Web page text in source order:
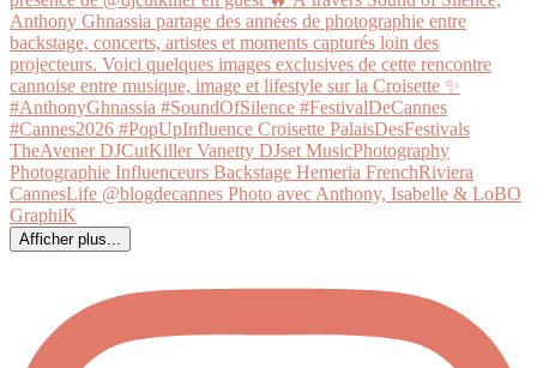
Afficher plus...